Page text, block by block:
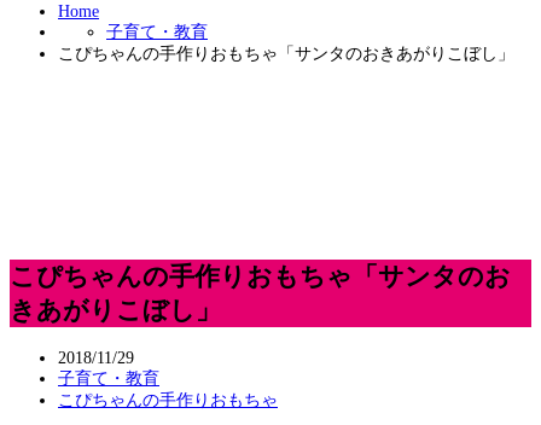
Home
子育て・教育
こぴちゃんの手作りおもちゃ「サンタのおきあがりこぼし」
こぴちゃんの手作りおもちゃ「サンタのお
きあがりこぼし」
2018/11/29
子育て・教育
こぴちゃんの手作りおもちゃ